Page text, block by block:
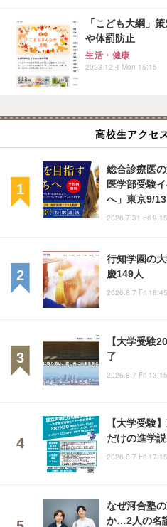
「こども大綱」
や体罰防止
生活・健康
2023.12.4 Mon 15:15
高校生アクセ
総合診療医
医学部受験
へ」東京9/13
2026.7.31 Fri 9:15
行知学園の
慶149人
2026.8.7 Fri 18:45
【大学受験
了
2026.8.7 Fri 13:15
【大学受験
だけの進学
2026.8.7 Fri 17:15
なぜ河合塾
か…2人の名